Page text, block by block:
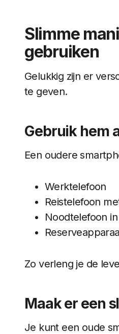
Slimme
gebruiken
Gelukkig zijn er
te geven.
Gebruik hem
Een oudere
Werktelefoon
Reistelefoon
Noodtelefoon
Zo verleng je de
Maak er een
Je kunt een oude